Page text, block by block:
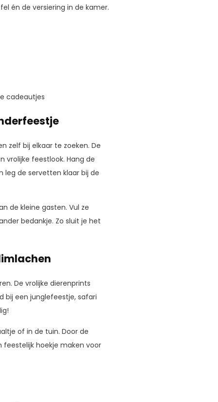
én de versiering in de kamer.
cadeautjes
zelf bij elkaar te zoeken. De
vrolijke feestlook. Hang de
leg de servetten klaar bij de
de kleine gasten. Vul ze
bedankje. Zo sluit je het
De vrolijke dierenprints
bij een junglefeestje, safari
of in de tuin. Door de
hoekje maken voor